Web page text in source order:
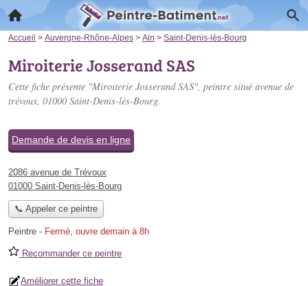
Accueil > Auvergne-Rhône-Alpes > Ain > Saint-Denis-lès-Bourg
Miroiterie Josserand SAS
Cette fiche présente "Miroiterie Josserand SAS", peintre situé avenue de
trévoux, 01000 Saint-Denis-lès-Bourg.
Demande de devis en ligne
2086 avenue de Trévoux
01000 Saint-Denis-lès-Bourg
📞 Appeler ce peintre
Peintre - Fermé, ouvre demain à 8h
Recommander ce peintre
Améliorer cette fiche